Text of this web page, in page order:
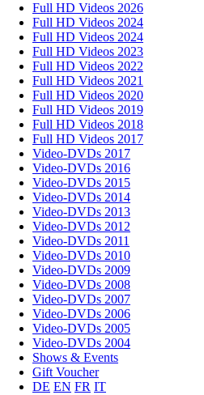
Full HD Videos 2026
Full HD Videos 2024
Full HD Videos 2024
Full HD Videos 2023
Full HD Videos 2022
Full HD Videos 2021
Full HD Videos 2020
Full HD Videos 2019
Full HD Videos 2018
Full HD Videos 2017
Video-DVDs 2017
Video-DVDs 2016
Video-DVDs 2015
Video-DVDs 2014
Video-DVDs 2013
Video-DVDs 2012
Video-DVDs 2011
Video-DVDs 2010
Video-DVDs 2009
Video-DVDs 2008
Video-DVDs 2007
Video-DVDs 2006
Video-DVDs 2005
Video-DVDs 2004
Shows & Events
Gift Voucher
DE EN FR IT